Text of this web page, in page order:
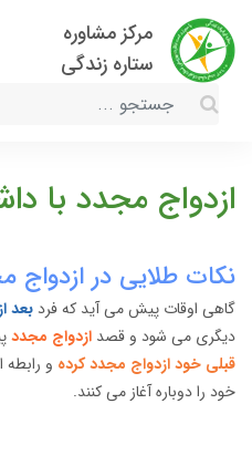
مرکز مشاوره
ستاره زندگی
ازدواج مجدد با
نکات طلایی در ازدواج
گاهی اوقات پیش می آید که فرد بعد
دیگری می شود و قصد ازدواج مجدد
قبلی خود ازدواج مجدد کرده و رابطه
خود را دوباره آغاز می کنند.